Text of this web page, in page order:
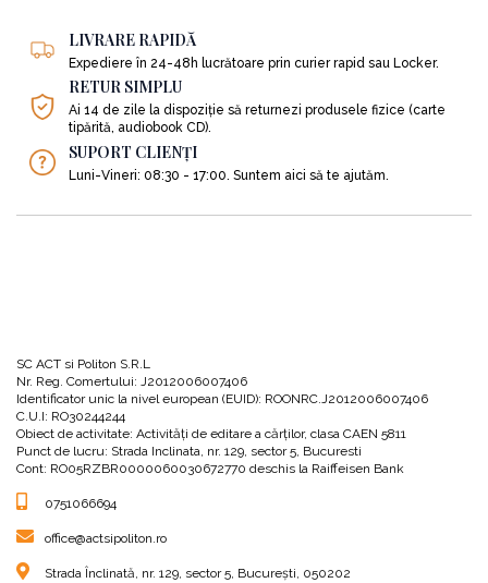
LIVRARE RAPIDĂ
Expediere în 24-48h lucrătoare prin curier rapid sau Locker.
RETUR SIMPLU
Ai 14 de zile la dispoziție să returnezi produsele fizice (carte
tipărită, audiobook CD).
SUPORT CLIENȚI
Luni-Vineri: 08:30 - 17:00. Suntem aici să te ajutăm.
SC ACT si Politon S.R.L
Nr. Reg. Comertului: J2012006007406
Identificator unic la nivel european (EUID): ROONRC.J2012006007406
C.U.I: RO30244244
Obiect de activitate: Activităţi de editare a cărţilor, clasa CAEN 5811
Punct de lucru: Strada Inclinata, nr. 129, sector 5, Bucuresti
Cont: RO05RZBR0000060030672770 deschis la Raiffeisen Bank
0751066694
office@actsipoliton.ro
Strada Înclinată, nr. 129, sector 5, București, 050202